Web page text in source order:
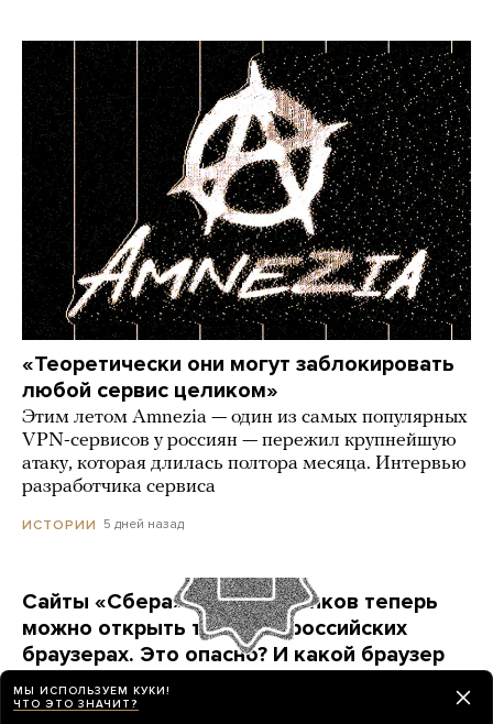
«Теоретически они могут заблокировать
любой сервис целиком»
Этим летом Amnezia — один из самых популярных
VPN-сервисов у россиян — пережил крупнейшую
атаку, которая длилась полтора месяца. Интервью
разработчика сервиса
ИСТОРИИ 5 дней назад
Сайты «Сбера» и других банков теперь
можно открыть только в российских
браузерах. Это опасно? И какой браузер
выбрать?
Короткая инструкция для тех, кто опасается
МЫ ИСПОЛЬЗУЕМ КУКИ!
ЧТО ЭТО ЗНАЧИТ?